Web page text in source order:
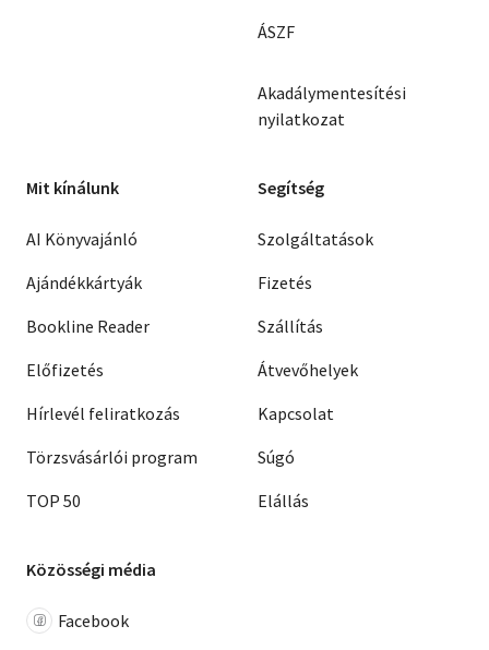
ÁSZF
Akadálymentesítési
nyilatkozat
Mit kínálunk
AI Könyvajánló
Ajándékkártyák
Bookline Reader
Előfizetés
Hírlevél feliratkozás
Törzsvásárlói program
TOP 50
Segítség
Szolgáltatások
Fizetés
Szállítás
Átvevőhelyek
Kapcsolat
Súgó
Elállás
Közösségi média
Facebook